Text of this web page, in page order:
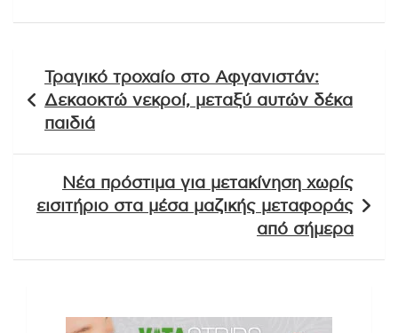
άρθρων
Τραγικό τροχαίο στο Αφγανιστάν:
Δεκαοκτώ νεκροί, μεταξύ αυτών δέκα
παιδιά
Νέα πρόστιμα για μετακίνηση χωρίς
εισιτήριο στα μέσα μαζικής μεταφοράς
από σήμερα